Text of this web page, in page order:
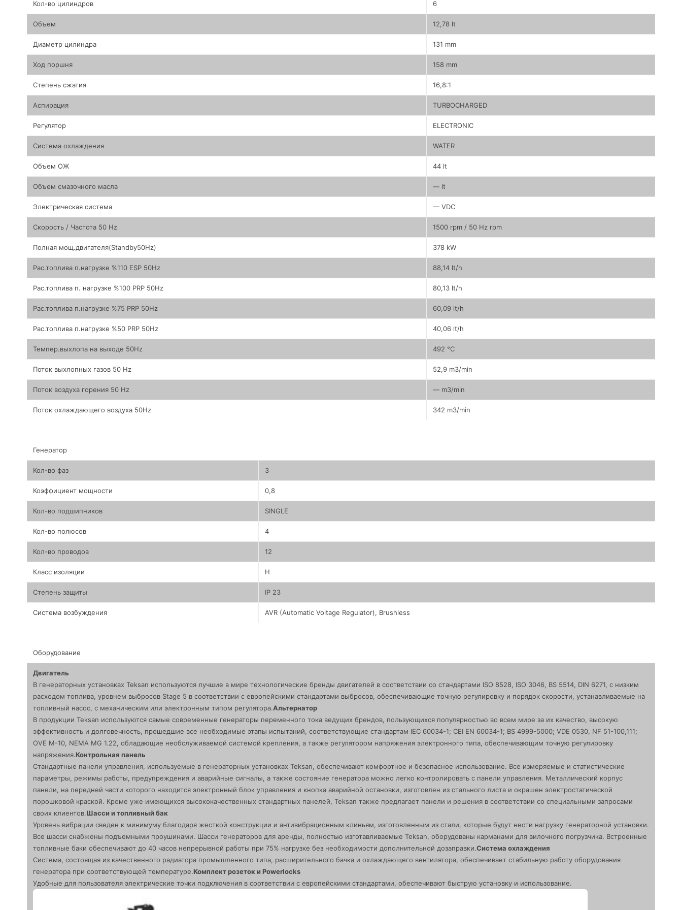
Кол-во цилиндров 6
Объем 12,78 lt
Диаметр цилиндра 131 mm
Ход поршня 158 mm
Степень сжатия 16,8:1
Аспирация TURBOCHARGED
Регулятор ELECTRONIC
Система охлаждения WATER
Объем ОЖ 44 lt
Объем смазочного масла — lt
Электрическая система — VDC
Скорость / Частота 50 Hz 1500 rpm / 50 Hz rpm
Полная мощ.двигателя(Standby50Hz) 378 kW
Рас.топлива п.нагрузке %110 ESP 50Hz 88,14 lt/h
Рас.топлива п. нагрузке %100 PRP 50Hz 80,13 lt/h
Рас.топлива п.нагрузке %75 PRP 50Hz 60,09 lt/h
Рас.топлива п.нагрузке %50 PRP 50Hz 40,06 lt/h
Темпер.выхлопа на выходе 50Hz 492 °C
Поток выхлопных газов 50 Hz 52,9 m3/min
Поток воздуха горения 50 Hz — m3/min
Поток охлаждающего воздуха 50Hz 342 m3/min
Генератор
Кол-во фаз 3
Коэффициент мощности 0,8
Кол-во подшипников SINGLE
Кол-во полюсов 4
Кол-во проводов 12
Класс изоляции H
Степень защиты IP 23
Система возбуждения AVR (Automatic Voltage Regulator), Brushless
Оборудование
Двигатель
В генераторных установках Teksan используются лучшие в мире технологические бренды двигателей в соответствии со стандартами ISO 8528, ISO 3046, BS 5514, DIN 6271, с низким
расходом топлива, уровнем выбросов Stage 5 в соответствии с европейскими стандартами выбросов, обеспечивающие точную регулировку и порядок скорости, устанавливаемые на
топливный насос, с механическим или электронным типом регулятора.Альтернатор
В продукции Teksan используются самые современные генераторы переменного тока ведущих брендов, пользующихся популярностью во всем мире за их качество, высокую
эффективность и долговечность, прошедшие все необходимые этапы испытаний, соответствующие стандартам IEC 60034-1; CEI EN 60034-1; BS 4999-5000; VDE 0530, NF 51-100,111;
OVE M-10, NEMA MG 1.22, обладающие необслуживаемой системой крепления, а также регулятором напряжения электронного типа, обеспечивающим точную регулировку
напряжения.Контрольная панель
Стандартные панели управления, используемые в генераторных установках Teksan, обеспечивают комфортное и безопасное использование. Все измеряемые и статистические
параметры, режимы работы, предупреждения и аварийные сигналы, а также состояние генератора можно легко контролировать с панели управления. Металлический корпус
панели, на передней части которого находится электронный блок управления и кнопка аварийной остановки, изготовлен из стального листа и окрашен электростатической
порошковой краской. Кроме уже имеющихся высококачественных стандартных панелей, Teksan также предлагает панели и решения в соответствии со специальными запросами
своих клиентов.Шасси и топливный бак
Уровень вибрации сведен к минимуму благодаря жесткой конструкции и антивибрационным клиньям, изготовленным из стали, которые будут нести нагрузку генераторной установки.
Все шасси снабжены подъемными проушинами. Шасси генераторов для аренды, полностью изготавливаемые Teksan, оборудованы карманами для вилочного погрузчика. Встроенные
топливные баки обеспечивают до 40 часов непрерывной работы при 75% нагрузке без необходимости дополнительной дозаправки.Система охлаждения
Система, состоящая из качественного радиатора промышленного типа, расширительного бачка и охлаждающего вентилятора, обеспечивает стабильную работу оборудования
генератора при соответствующей температуре.Комплект розеток и Powerlocks
Удобные для пользователя электрические точки подключения в соответствии с европейскими стандартами, обеспечивают быструю установку и использование.